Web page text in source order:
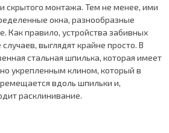
скрытого монтажа. Тем не менее, ими
окна, разнообразные
Как правило, устройства забивных
выглядят крайне просто. В
стальная шпилька, которая имеет
укрепленным клином, который в
вдоль шпильки и,
расклинивание.